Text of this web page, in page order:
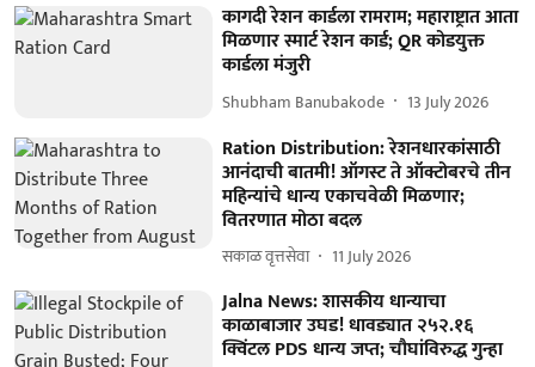
कागदी रेशन कार्डला रामराम; महाराष्ट्रात आता
मिळणार स्मार्ट रेशन कार्ड; QR कोडयुक्त
कार्डला मंजुरी
Shubham Banubakode 13 July 2026
Ration Distribution: रेशनधारकांसाठी
आनंदाची बातमी! ऑगस्ट ते ऑक्टोबरचे तीन
महिन्यांचे धान्य एकाचवेळी मिळणार;
वितरणात मोठा बदल
सकाळ वृत्तसेवा 11 July 2026
Jalna News: शासकीय धान्याचा
काळाबाजार उघड! धावड्यात २५२.१६
क्विंटल PDS धान्य जप्त; चौघांविरुद्ध गुन्हा